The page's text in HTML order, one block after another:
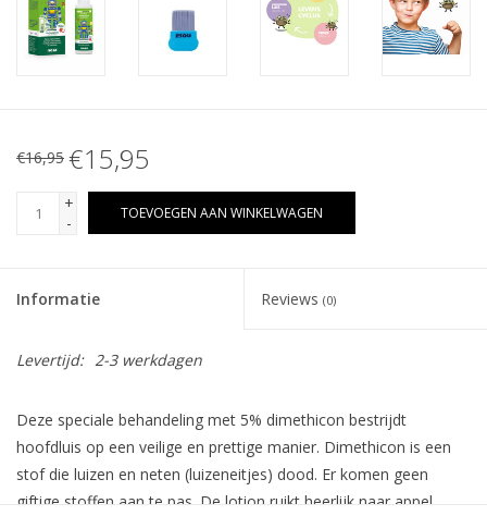
€16,95 €15,95
+
-
TOEVOEGEN AAN WINKELWAGEN
Informatie Reviews (0)
Levertijd: 2-3 werkdagen
Deze speciale behandeling met 5% dimethicon bestrijdt
hoofdluis op een veilige en prettige manier. Dimethicon is een
stof die luizen en neten (luizeneitjes) dood. Er komen geen
giftige stoffen aan te pas. De lotion ruikt heerlijk naar appel,